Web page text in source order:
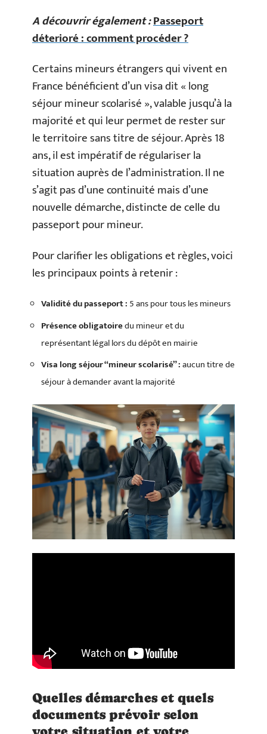
A découvrir également :Passeport
déterioré : comment procéder ?
Certains mineurs étrangers qui vivent en
France bénéficient d’un visa dit « long
séjour mineur scolarisé », valable jusqu’à la
majorité et qui leur permet de rester sur
le territoire sans titre de séjour. Après 18
ans, il est impératif de régulariser la
situation auprès de l’administration. Il ne
s’agit pas d’une continuité mais d’une
nouvelle démarche, distincte de celle du
passeport pour mineur.
Pour clarifier les obligations et règles, voici
les principaux points à retenir :
Validité du passeport : 5 ans pour tous les mineurs
Présence obligatoiredu mineur et du
représentant légal lors du dépôt en mairie
Visa long séjour “mineur scolarisé” :aucun titre de
séjour à demander avant la majorité
Quelles démarches et quels
documents prévoir selon